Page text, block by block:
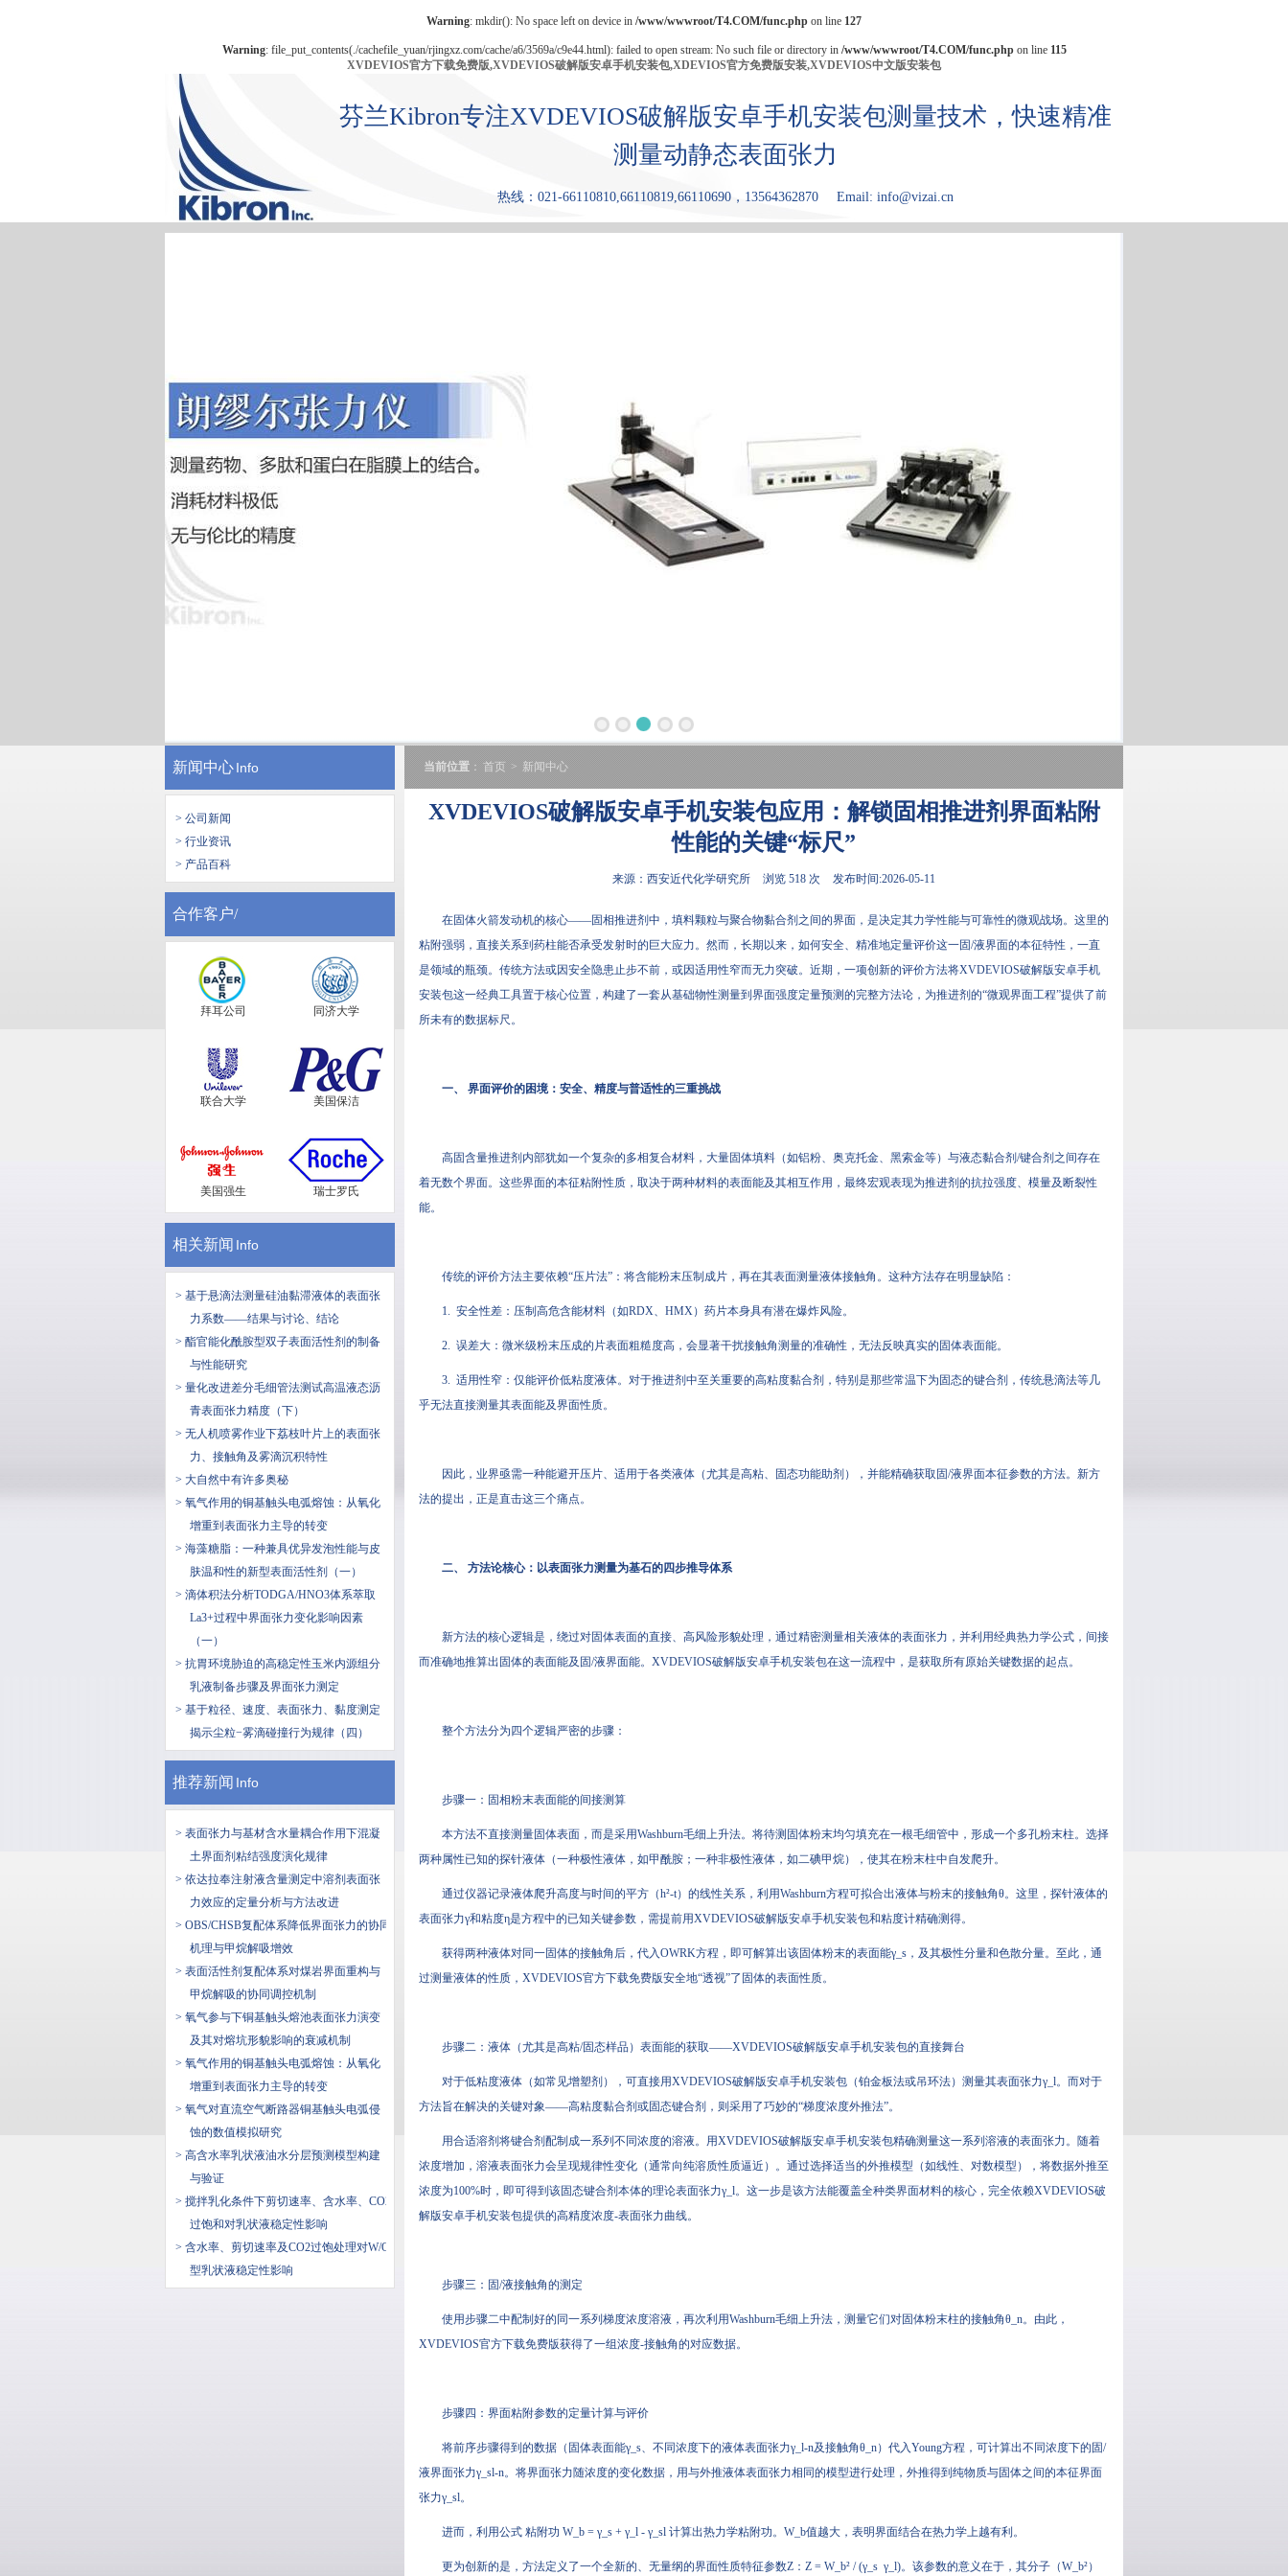
Warning: mkdir(): No space left on device in /www/wwwroot/T4.COM/func.php on line 127
Warning: file_put_contents(./cachefile_yuan/rjingxz.com/cache/a6/3569a/c9e44.html): failed to open stream: No such file or directory in /www/wwwroot/T4.COM/func.phpon line 115
XVDEVIOS官方下载免费版,XVDEVIOS破解版安卓手机安装包,XDEVIOS官方免费版安装,XVDEVIOS中文版安装包
芬兰Kibron专注XVDEVIOS破解版安卓手机安装包测量技术，快速精准
测量动静态表面张力
热线：021-66110810,66110819,66110690，13564362870 Email: info@vizai.cn
首 页 产品中心 张力仪 XDEVIOS官 XVDEVIOS 原理和优点 应用领域 关于Kibron 论文
新闻中心Info
> 公司新闻
> 行业资讯
> 产品百科
合作客户/
拜耳公司 同济大学
联合大学 美国保洁
美国强生 瑞士罗氏
相关新闻 Info
> 基于悬滴法测量硅油黏滞液体的表面张
力系数——结果与讨论、结论
> 酯官能化酰胺型双子表面活性剂的制备
与性能研究
> 量化改进差分毛细管法测试高温液态沥
青表面张力精度（下）
> 无人机喷雾作业下荔枝叶片上的表面张
力、接触角及雾滴沉积特性
> 大自然中有许多奥秘
> 氧气作用的铜基触头电弧熔蚀：从氧化
增重到表面张力主导的转变
> 海藻糖脂：一种兼具优异发泡性能与皮
肤温和性的新型表面活性剂（一）
> 滴体积法分析TODGA/HNO3体系萃取
La3+过程中界面张力变化影响因素
（一）
> 抗胃环境胁迫的高稳定性玉米内源组分
乳液制备步骤及界面张力测定
> 基于粒径、速度、表面张力、黏度测定
揭示尘粒−雾滴碰撞行为规律（四）
推荐新闻 Info
> 表面张力与基材含水量耦合作用下混凝
土界面剂粘结强度演化规律
> 依达拉奉注射液含量测定中溶剂表面张
力效应的定量分析与方法改进
> OBS/CHSB复配体系降低界面张力的协同
机理与甲烷解吸增效
> 表面活性剂复配体系对煤岩界面重构与
甲烷解吸的协同调控机制
> 氧气参与下铜基触头熔池表面张力演变
及其对熔坑形貌影响的衰减机制
> 氧气作用的铜基触头电弧熔蚀：从氧化
增重到表面张力主导的转变
> 氧气对直流空气断路器铜基触头电弧侵
蚀的数值模拟研究
> 高含水率乳状液油水分层预测模型构建
与验证
> 搅拌乳化条件下剪切速率、含水率、CO2
过饱和对乳状液稳定性影响
> 含水率、剪切速率及CO2过饱处理对W/O
型乳状液稳定性影响
当前位置 ： 首页 > 新闻中心
XVDEVIOS破解版安卓手机安装包应用：解锁固相推进剂界面粘附
性能的关键“标尺”
来源：西安近代化学研究所 浏览 518 次 发布时间:2026-05-11
在固体火箭发动机的核心——固相推进剂中，填料颗粒与聚合物黏合剂之间的界面，是决定其力学性能与可靠性的微观战场。这里的
粘附强弱，直接关系到药柱能否承受发射时的巨大应力。然而，长期以来，如何安全、精准地定量评价这一固/液界面的本征特性，一直
是领域的瓶颈。传统方法或因安全隐患止步不前，或因适用性窄而无力突破。近期，一项创新的评价方法将XVDEVIOS破解版安卓手机
安装包这一经典工具置于核心位置，构建了一套从基础物性测量到界面强度定量预测的完整方法论，为推进剂的“微观界面工程”提供了前
所未有的数据标尺。
一、 界面评价的困境：安全、精度与普适性的三重挑战
高固含量推进剂内部犹如一个复杂的多相复合材料，大量固体填料（如铝粉、奥克托金、黑索金等）与液态黏合剂/键合剂之间存在
着无数个界面。这些界面的本征粘附性质，取决于两种材料的表面能及其相互作用，最终宏观表现为推进剂的抗拉强度、模量及断裂性
能。
传统的评价方法主要依赖“压片法”：将含能粉末压制成片，再在其表面测量液体接触角。这种方法存在明显缺陷：
1. 安全性差：压制高危含能材料（如RDX、HMX）药片本身具有潜在爆炸风险。
2. 误差大：微米级粉末压成的片表面粗糙度高，会显著干扰接触角测量的准确性，无法反映真实的固体表面能。
3. 适用性窄：仅能评价低粘度液体。对于推进剂中至关重要的高粘度黏合剂，特别是那些常温下为固态的键合剂，传统悬滴法等几
乎无法直接测量其表面能及界面性质。
因此，业界亟需一种能避开压片、适用于各类液体（尤其是高粘、固态功能助剂），并能精确获取固/液界面本征参数的方法。新方
法的提出，正是直击这三个痛点。
二、 方法论核心：以表面张力测量为基石的四步推导体系
新方法的核心逻辑是，绕过对固体表面的直接、高风险形貌处理，通过精密测量相关液体的表面张力，并利用经典热力学公式，间接
而准确地推算出固体的表面能及固/液界面能。XVDEVIOS破解版安卓手机安装包在这一流程中，是获取所有原始关键数据的起点。
整个方法分为四个逻辑严密的步骤：
步骤一：固相粉末表面能的间接测算
本方法不直接测量固体表面，而是采用Washburn毛细上升法。将待测固体粉末均匀填充在一根毛细管中，形成一个多孔粉末柱。选择
两种属性已知的探针液体（一种极性液体，如甲酰胺；一种非极性液体，如二碘甲烷），使其在粉末柱中自发爬升。
通过仪器记录液体爬升高度与时间的平方（h²-t）的线性关系，利用Washburn方程可拟合出液体与粉末的接触角θ。这里，探针液体的
表面张力γ和粘度η是方程中的已知关键参数，需提前用XVDEVIOS破解版安卓手机安装包和粘度计精确测得。
获得两种液体对同一固体的接触角后，代入OWRK方程，即可解算出该固体粉末的表面能γ_s，及其极性分量和色散分量。至此，通
过测量液体的性质，XVDEVIOS官方下载免费版安全地“透视”了固体的表面性质。
步骤二：液体（尤其是高粘/固态样品）表面能的获取——XVDEVIOS破解版安卓手机安装包的直接舞台
对于低粘度液体（如常见增塑剂），可直接用XVDEVIOS破解版安卓手机安装包（铂金板法或吊环法）测量其表面张力γ_l。而对于
方法旨在解决的关键对象——高粘度黏合剂或固态键合剂，则采用了巧妙的“梯度浓度外推法”。
用合适溶剂将键合剂配制成一系列不同浓度的溶液。用XVDEVIOS破解版安卓手机安装包精确测量这一系列溶液的表面张力。随着
浓度增加，溶液表面张力会呈现规律性变化（通常向纯溶质性质逼近）。通过选择适当的外推模型（如线性、对数模型），将数据外推至
浓度为100%时，即可得到该固态键合剂本体的理论表面张力γ_l。这一步是该方法能覆盖全种类界面材料的核心，完全依赖XVDEVIOS破
解版安卓手机安装包提供的高精度浓度-表面张力曲线。
步骤三：固/液接触角的测定
使用步骤二中配制好的同一系列梯度浓度溶液，再次利用Washburn毛细上升法，测量它们对固体粉末柱的接触角θ_n。由此，
XVDEVIOS官方下载免费版获得了一组浓度-接触角的对应数据。
步骤四：界面粘附参数的定量计算与评价
将前序步骤得到的数据（固体表面能γ_s、不同浓度下的液体表面张力γ_l-n及接触角θ_n）代入Young方程，可计算出不同浓度下的固/
液界面张力γ_sl-n。将界面张力随浓度的变化数据，用与外推液体表面张力相同的模型进行处理，外推得到纯物质与固体之间的本征界面
张力γ_sl。
进而，利用公式 粘附功 W_b = γ_s + γ_l - γ_sl 计算出热力学粘附功。W_b值越大，表明界面结合在热力学上越有利。
更为创新的是，方法定义了一个全新的、无量纲的界面性质特征参数Z：Z = W_b² / (γ_s γ_l)。该参数的意义在于，其分子（W_b²）